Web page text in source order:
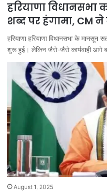
हरियाणा विधानसभा
शब्द पर हंगामा, CM
हरियाणा हरियाणा विधानसभा के मानसून
शुरू हुई। लेकिन जैसे-जैसे कार्यवाही आगे
August 1, 2025